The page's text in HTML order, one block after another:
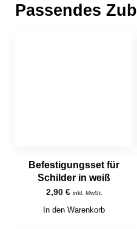
Passendes
Befestigungsset für
Schilder in weiß
2,90 € inkl. MwSt.
In den Warenkorb